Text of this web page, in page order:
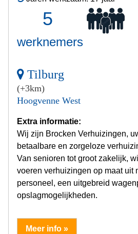
5
werknemers
Tilburg
(+3km)
Hoogvenne West
Extra informatie:
Wij zijn Brocken Verhuizingen,
betaalbare en zorgeloze
Van senioren tot groot zakelijk,
voeren verhuizingen op maat uit
personeel, een uitgebreid
opslagmogelijkheden.
Meer info »